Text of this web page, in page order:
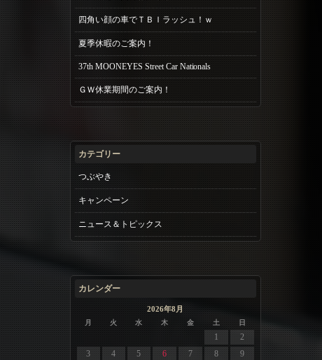
四角い顔の車でＴＢＩラッシュ！ｗ
夏季休暇のご案内！
37th MOONEYES Street Car Nationals
ＧＷ休業期間のご案内！
カテゴリー
つぶやき
キャンペーン
ニュース＆トピックス
カレンダー
2026年8月
月 火 水 木 金 土 日
1
2
3
4 5 6 7 8
9